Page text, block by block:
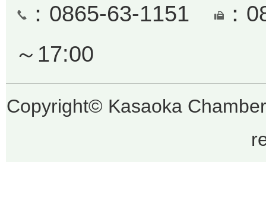
：0865-63-1151
：
～17:00
Copyright© Kasaoka